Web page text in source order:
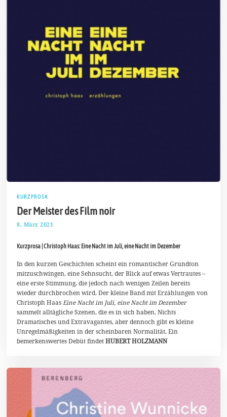
KURZPROSA
Der Meister des Film noir
8. März 2021
M
r
2
0
2
1
Kurzprosa | Christoph Haas: Eine Nacht im Juli, eine Nacht im Dezember
In den kurzen Geschichten scheint ein romantischer Grundton
mitzuschwingen, eine Sehnsucht, der Blick auf etwas Vertrautes –
eine erste Stimmung, die jedoch nach wenigen Zeilen bereits
wieder durchbrochen wird. Der kleine Band mit Erzählungen von
Christoph Haas Eine Nacht im Juli, eine Nacht im Dezember
sammelt alltägliche Szenen, die es in sich haben. Nichts
Dramatisches und Extravagantes, aber dennoch gibt es kleine
Unregelmäßigkeiten in der scheinbaren Normalität. Ein
bemerkenswertes Debüt findetHUBERT HOLZMANN